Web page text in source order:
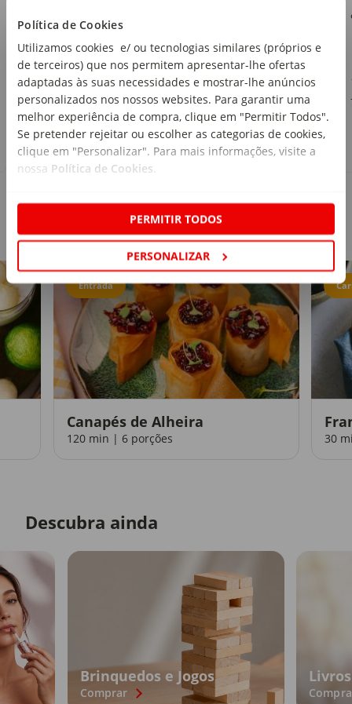
Política de Cookies
Utilizamos cookies e/ ou tecnologias similares (próprios e
de terceiros) que nos permitem apresentar-lhe ofertas
adaptadas às suas necessidades e mostrar-lhe anúncios
personalizados nos nossos websites. Para garantir uma
melhor experiência de compra, clique em "Permitir Todos".
Se pretender rejeitar ou escolher as categorias de cookies,
clique em "Personalizar". Para mais informações, visite a
nossa Política de Cookies
PERMITIR TODOS
PERSONALIZAR
1 ,79€
7,16€/kg
Receitas
Entrada
Canapés de Alheira
120 min | 6 porções 30
Descubra ainda
Brinquedos e Jogos
Comprar
Livros